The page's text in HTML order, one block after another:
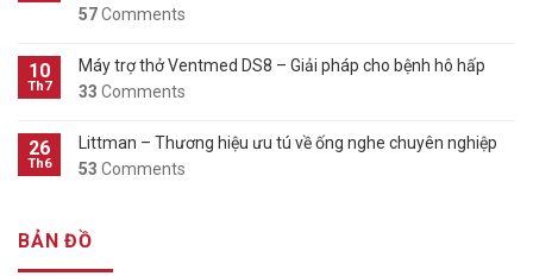
57Comments
10
Th7
Máy trợ thở Ventmed DS8 – Giải pháp cho bệnh hô hấp
33 Comments
26
Th6
Littman – Thương hiệu ưu tú về ống nghe chuyên nghiệp
53 Comments
BẢN ĐỒ